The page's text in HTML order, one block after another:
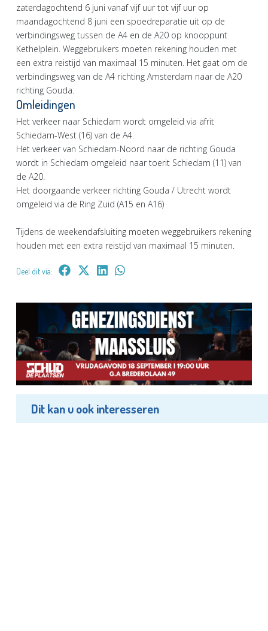
zaterdagochtend 6 juni vanaf vijf uur tot vijf uur op
maandagochtend 8 juni een spoedreparatie uit op de
verbindingsweg tussen de A4 en de A20 op knooppunt
Kethelplein. Weggebruikers moeten rekening houden met
een extra reistijd van maximaal 15 minuten. Het gaat om de
verbindingsweg van de A4 richting Amsterdam naar de A20
richting Gouda.
Omleidingen
Het verkeer naar Schiedam wordt omgeleid via afrit
Schiedam-West (16) van de A4.
Het verkeer van Schiedam-Noord naar de richting Gouda
wordt in Schiedam omgeleid naar toerit Schiedam (11) van
de A20.
Het doorgaande verkeer richting Gouda / Utrecht wordt
omgeleid via de Ring Zuid (A15 en A16)
Tijdens de weekendafsluiting moeten weggebruikers rekening
houden met een extra reistijd van maximaal 15 minuten.
Deel dit via:
Dit kan u ook interesseren